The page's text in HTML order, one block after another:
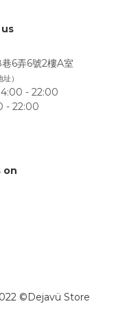
6弄6號2樓A室
）
- 22:00
- 22:00
on
©Dejavü Store